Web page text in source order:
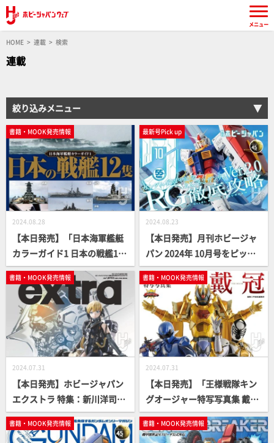
HOME 連載 検索
連載
絞り込みメニュー
書籍・MOOK発売情報
2024.08.28
【本日発売】「日本海軍艦艇
カラーガイド1 日本の戦艦12
隻」【戦艦解体新書】
最新号Pick up
2024.08.23
【本日発売】月刊ホビージャ
パン 2024年 10月号をピック
アップ！
書籍・MOOK発売情報
2024.07.31
【本日発売】ホビージャパン
エクストラ 特集：新川洋司AR
TS ＆ CRAFTS【コジマプロダ
クション】
書籍・MOOK発売情報
2024.07.31
【本日発売】「王様戦隊キン
グオージャー特写写真集 戴
冠」【スーパー戦隊】
書籍・MOOK発売情報 書籍・MOOK発売情報
メニュー